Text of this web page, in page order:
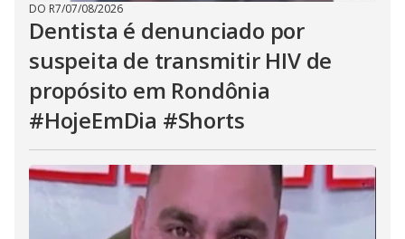
DO R7/07/08/2026
Dentista é denunciado por
suspeita de transmitir HIV de
propósito em Rondônia
#HojeEmDia #Shorts